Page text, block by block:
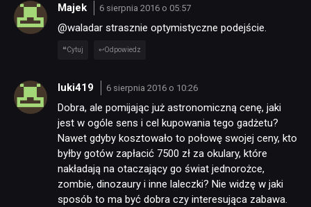
Majek 6 sierpnia 2016 o 05:57
@waladar strasznie optymistyczne podejście.
Cytuj Odpowiedz
luki419 6 sierpnia 2016 o 10:26
Dobra, ale pomijając już astronomiczną cenę, jaki
jest w ogóle sens i cel kupowania tego gadżetu?
Nawet gdyby kosztowało to połowę swojej ceny, kto
byłby gotów zapłacić 7500 zł za okulary, które
nakładają na otaczający go świat jednorożce,
zombie, dinozaury i inne laleczki? Nie widzę w jaki
sposób to ma być dobra czy interesująca zabawa.